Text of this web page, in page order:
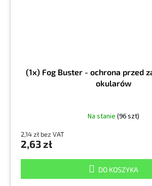
(1x) Fog Buster - ochrona przed
okularów
Na stanie (96 szt)
2,14 zł bez VAT
2,63 zł
DO KOSZYKA